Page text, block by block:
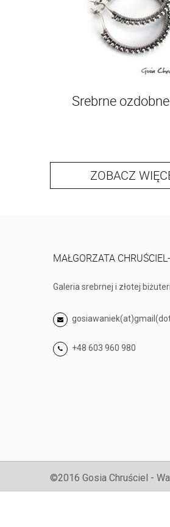
Srebrne
ZOBACZ
MAŁGORZATA
Galeria srebrnej i złotej
+48 603 960 980
©2016 Gosia Chruściel -